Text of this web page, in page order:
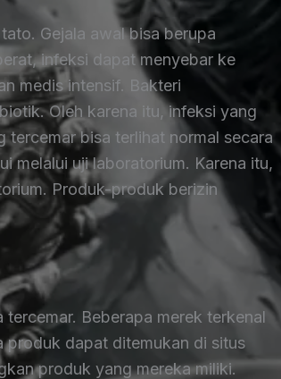
Gejala awal bisa berupa
infeksi dapat menyebar ke
medis intensif. Bakteri
Oleh karena itu, infeksi yang
bisa terlihat normal secara
melalui uji laboratorium. Karena itu,
Produk-produk berizin
Beberapa merek terkenal
produk dapat ditemukan di situs
produk yang mereka miliki.